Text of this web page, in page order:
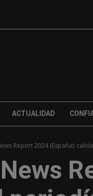
ACTUALIDAD
Report 2024 (España):